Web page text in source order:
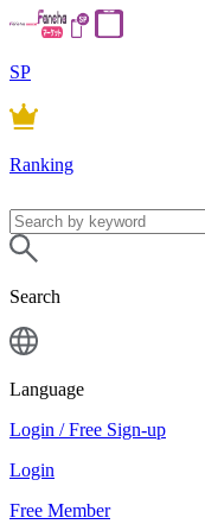
SP
Ranking
Search
Language
Login / Free Sign-up
Login
Free Member